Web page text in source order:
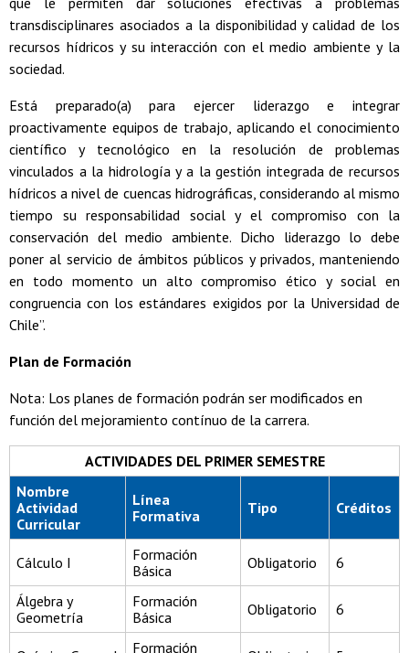
transdisciplinares asociados a la disponibilidad y calidad de los
recursos hídricos y su interacción con el medio ambiente y la
sociedad.
Está preparado(a) para ejercer liderazgo e integrar
proactivamente equipos de trabajo, aplicando el conocimiento
científico y tecnológico en la resolución de problemas
vinculados a la hidrología y a la gestión integrada de recursos
hídricos a nivel de cuencas hidrográficas, considerando al mismo
tiempo su responsabilidad social y el compromiso con la
conservación del medio ambiente. Dicho liderazgo lo debe
poner al servicio de ámbitos públicos y privados, manteniendo
en todo momento un alto compromiso ético y social en
congruencia con los estándares exigidos por la Universidad de
Chile”.
Plan de Formación
Nota: Los planes de formación podrán ser modificados en
función del mejoramiento contínuo de la carrera.
ACTIVIDADES DEL PRIMER SEMESTRE
Nombre
Actividad
Curricular
Línea
Formativa
Tipo Créditos
Cálculo I
Formación
Básica
Obligatorio 6
Álgebra y
Geometría
Formación
Básica
Obligatorio 6
Formación